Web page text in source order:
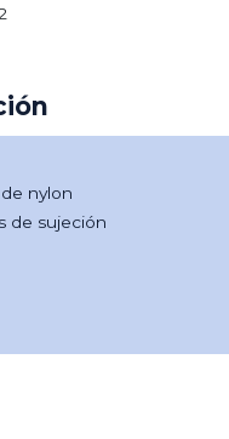
nylon
de sujeción